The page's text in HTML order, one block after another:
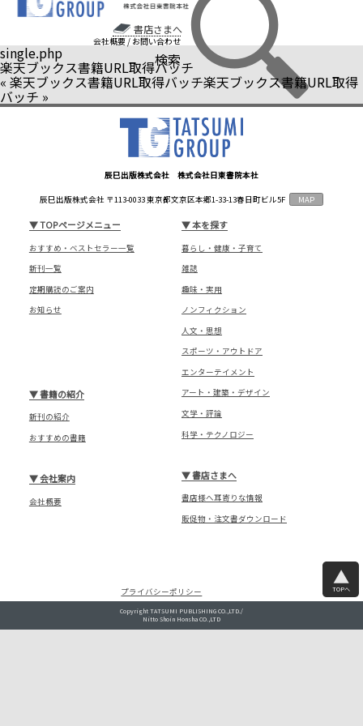
書店さまへ
会社概要 / お問い合わせ
検索
single.php
楽天ブックス書籍URL取得バッチ
« 楽天ブックス書籍URL取得バッチ楽天ブックス書籍URL取得
バッチ »
辰巳出版株式会社 株式会社日東書院本社
辰巳出版株式会社 〒113-0033 東京都文京区本郷1-33-13春日町ビル5F MAP
▼TOPページメニュー
おすすめ・ベストセラー一覧
新刊一覧
定期購読のご案内
お知らせ
▼本を探す
暮らし・健康・子育て
雑誌
趣味・実用
ノンフィクション
人文・思想
スポーツ・アウトドア
エンターテイメント
アート・建築・デザイン
文学・評論
科学・テクノロジー
▼書籍の紹介
新刊の紹介
おすすめの書籍
▼書店さまへ
書店様へ耳寄りな情報
販促物・注文書ダウンロード
▼会社案内
会社概要
プライバシーポリシー TOPへ
Copyright TATSUMI PUBLISHING CO.,LTD./
Nitto Shoin Honsha CO.,LTD